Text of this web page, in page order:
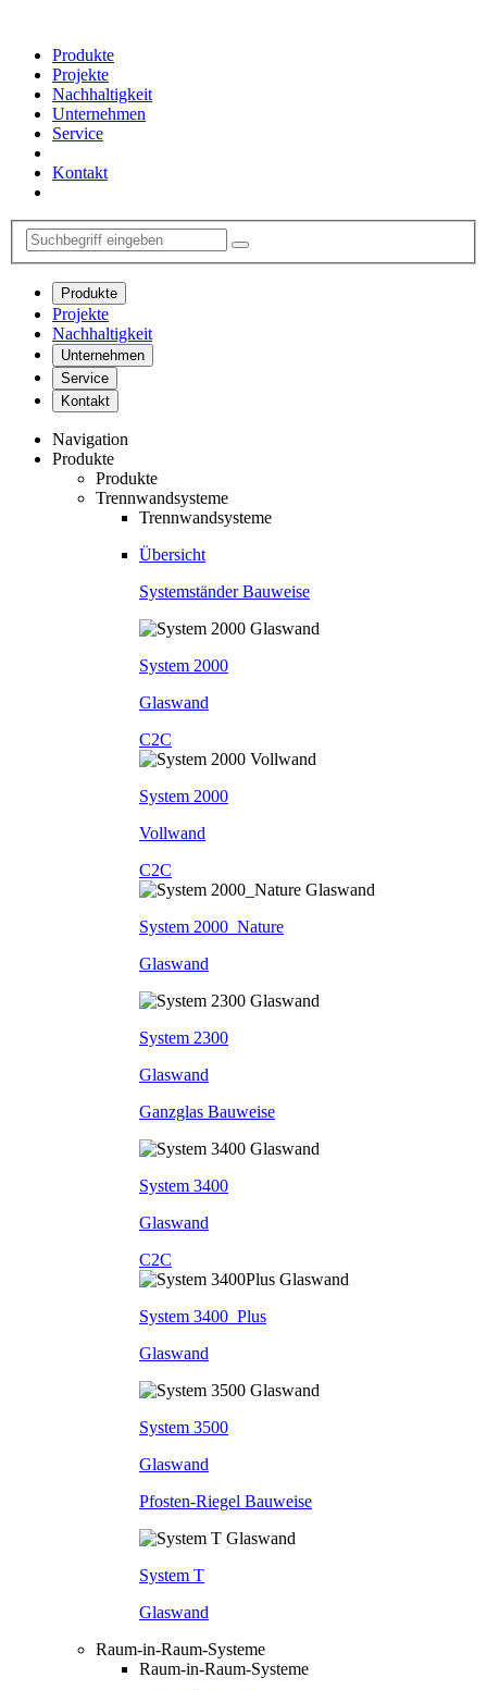
Produkte
Projekte
Nachhaltigkeit
Unternehmen
Service
Kontakt
Produkte
Projekte
Nachhaltigkeit
Unternehmen
Service
Kontakt
Navigation
Produkte
Produkte
Trennwandsysteme
Trennwandsysteme
Übersicht
Systemständer Bauweise
System 2000
Glaswand
C2C
System 2000
Vollwand
C2C
System 2000_Nature
Glaswand
System 2300
Glaswand
Ganzglas Bauweise
System 3400
Glaswand
C2C
System 3400_Plus
Glaswand
System 3500
Glaswand
Pfosten-Riegel Bauweise
System T
Glaswand
Raum-in-Raum-Systeme
Raum-in-Raum-Systeme